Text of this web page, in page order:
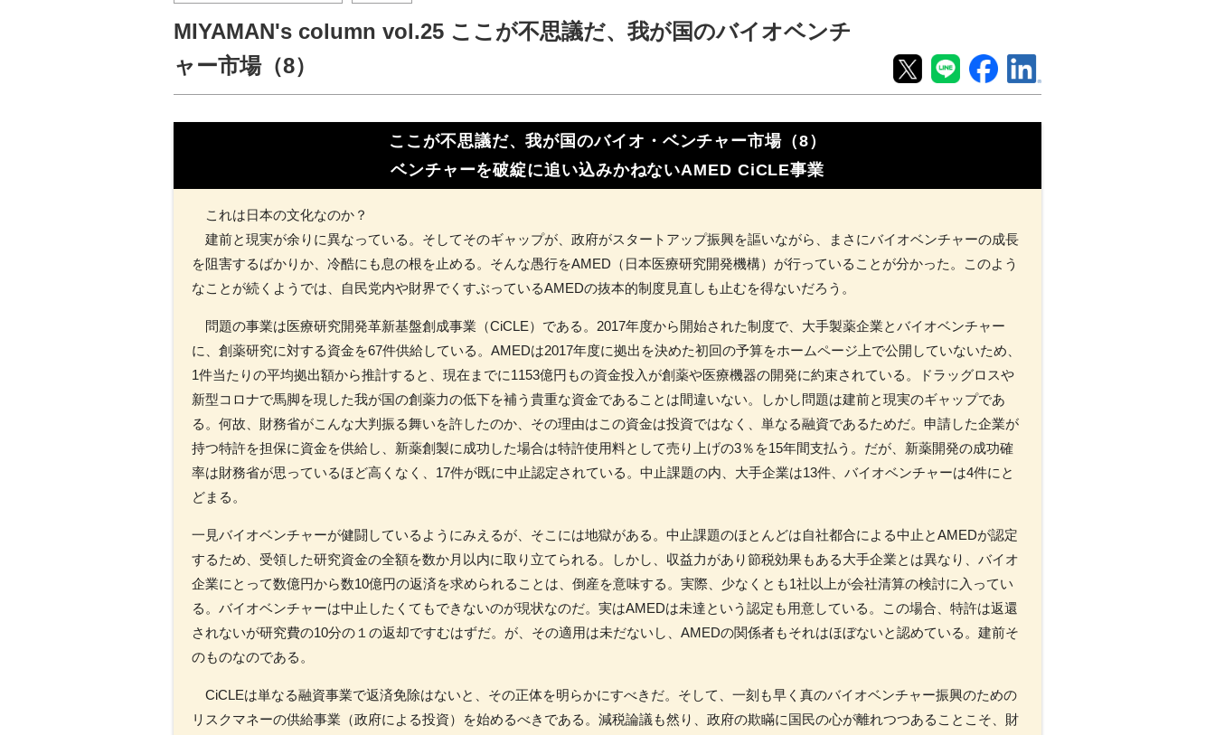
MIYAMAN's column vol.25 ここが不思議だ、我が国のバイオベンチ
ャー市場（8）
ここが不思議だ、我が国のバイオ・ベンチャー市場（8）
ベンチャーを破綻に追い込みかねないAMED CiCLE事業
これは日本の文化なのか？
建前と現実が余りに異なっている。そしてそのギャップが、政府がスタートアップ振興を謳いながら、まさにバイオベンチャーの成長
を阻害するばかりか、冷酷にも息の根を止める。そんな愚行をAMED（日本医療研究開発機構）が行っていることが分かった。このよう
なことが続くようでは、自民党内や財界でくすぶっているAMEDの抜本的制度見直しも止むを得ないだろう。
問題の事業は医療研究開発革新基盤創成事業（CiCLE）である。2017年度から開始された制度で、大手製薬企業とバイオベンチャー
に、創薬研究に対する資金を67件供給している。AMEDは2017年度に拠出を決めた初回の予算をホームページ上で公開していないため、
1件当たりの平均拠出額から推計すると、現在までに1153億円もの資金投入が創薬や医療機器の開発に約束されている。ドラッグロスや
新型コロナで馬脚を現した我が国の創薬力の低下を補う貴重な資金であることは間違いない。しかし問題は建前と現実のギャップであ
る。何故、財務省がこんな大判振る舞いを許したのか、その理由はこの資金は投資ではなく、単なる融資であるためだ。申請した企業が
持つ特許を担保に資金を供給し、新薬創製に成功した場合は特許使用料として売り上げの3％を15年間支払う。だが、新薬開発の成功確
率は財務省が思っているほど高くなく、17件が既に中止認定されている。中止課題の内、大手企業は13件、バイオベンチャーは4件にと
どまる。
一見バイオベンチャーが健闘しているようにみえるが、そこには地獄がある。中止課題のほとんどは自社都合による中止とAMEDが認定
するため、受領した研究資金の全額を数か月以内に取り立てられる。しかし、収益力があり節税効果もある大手企業とは異なり、バイオ
企業にとって数億円から数10億円の返済を求められることは、倒産を意味する。実際、少なくとも1社以上が会社清算の検討に入ってい
る。バイオベンチャーは中止したくてもできないのが現状なのだ。実はAMEDは未達という認定も用意している。この場合、特許は返還
されないが研究費の10分の１の返却ですむはずだ。が、その適用は未だないし、AMEDの関係者もそれはほぼないと認めている。建前そ
のものなのである。
CiCLEは単なる融資事業で返済免除はないと、その正体を明らかにすべきだ。そして、一刻も早く真のバイオベンチャー振興のための
リスクマネーの供給事業（政府による投資）を始めるべきである。減税論議も然り、政府の欺瞞に国民の心が離れつつあることこそ、財